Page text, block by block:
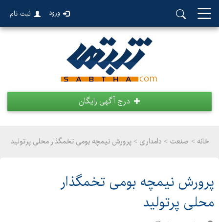
ورود ثبت نام
درج آگهی رایگان
خانه > صنعت > دامداری > پرورش نیمچه بومی تخمگذار محلی پرتولید
پرورش نیمچه بومی تخمگذار
محلی پرتولید